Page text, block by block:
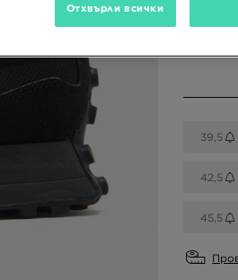
39,5
42,5
45,5
Отхвърли всички